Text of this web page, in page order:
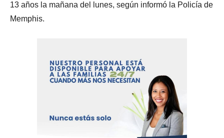
13 años la mañana del lunes, según informó la Policía de
Memphis.